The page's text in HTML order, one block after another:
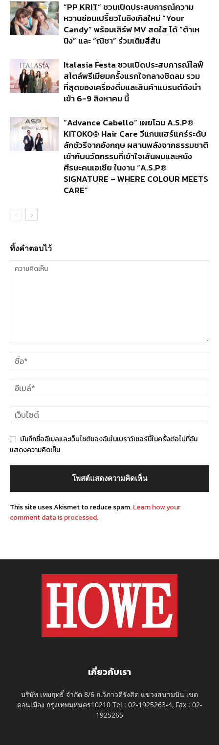
“PP KRIT” ชวนเปิดประสบการณ์ความ
หวานซ่อนเปรี้ยวในซิงเกิลใหม่ “Your
Candy” พร้อมเสิร์ฟ MV สดใส ได้ “ต้าเห
นิง” และ “ณิชา” ร่วมเติมสีสัน
Italasia Festa ชวนเปิดประสบการณ์ไลฟ์
สไตล์พรีเมียมครั้งแรกใจกลางชิดลม รวม
ที่สุดของเครื่องดื่มและสินค้าแบรนด์ดังนำ
เข้า 6-9 สิงหาคม นี้
“Advance Cabello” เผยโฉม A.S.P®
KITOKO® Hair Care วีแกนแฮร์แคร์ระดับ
ลักชัวรีจากอังกฤษ ผสานพลังจากธรรมชาติ
เข้ากับนวัตกรรมที่เข้าใจเส้นผมและหนัง
ศีรษะคนเอเชีย ในงาน “A.S.P®
SIGNATURE – WHERE COLOUR MEETS
CARE”
ทิ้งคำตอบไว้
บันทึกชื่ออีเมลและเว็บไซต์ของฉันในเบราว์เซอร์นี้ในครั้งต่อไปที่ฉัน
แสดงความคิดเห็น
This site uses Akismet to reduce spam.Learn how your
comment data is processed.
เกี่ยวกับเรา
บริษัท เหมฤทธิ์ จำกัด 8/6 ถ.วิภาวดีรังสิต แขวงสนามบิน เขต
ดอนเมือง กรุงเทพมหนคร10210 Tel : 02-1925263-4, Fax : 02-
1925265